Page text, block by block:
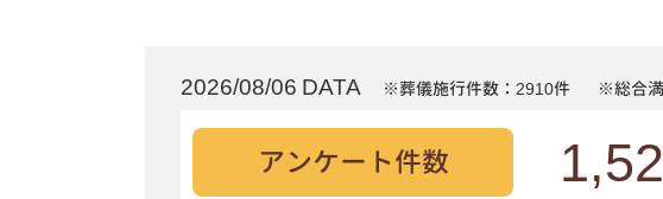
2026/08/06 DATA ※葬儀施行件数：2910件 ※総合
アンケート件数